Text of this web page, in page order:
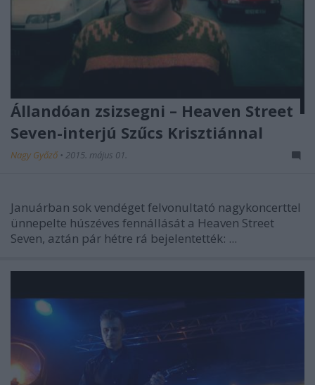
Állandóan zsizsegni – Heaven Street
Seven-interjú Szűcs Krisztiánnal
Nagy Győző • 2015. május 01.
Januárban sok vendéget felvonultató nagykoncerttel
ünnepelte húszéves fennállását a Heaven Street
Seven, aztán pár hétre rá bejelentették: ...